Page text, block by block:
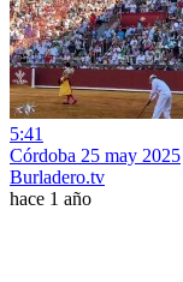
5:41
Córdoba 25 may 2025
Burladero.tv
hace 1 año